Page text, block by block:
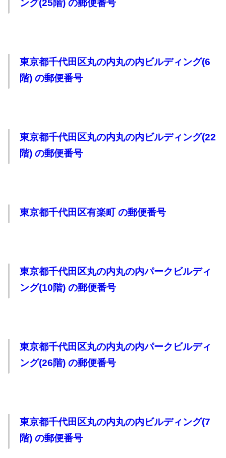
ング(25階) の郵便番号
東京都千代田区丸の内丸の内ビルディング(6
階) の郵便番号
東京都千代田区丸の内丸の内ビルディング(22
階) の郵便番号
東京都千代田区有楽町 の郵便番号
東京都千代田区丸の内丸の内パークビルディ
ング(10階) の郵便番号
東京都千代田区丸の内丸の内パークビルディ
ング(26階) の郵便番号
東京都千代田区丸の内丸の内ビルディング(7
階) の郵便番号